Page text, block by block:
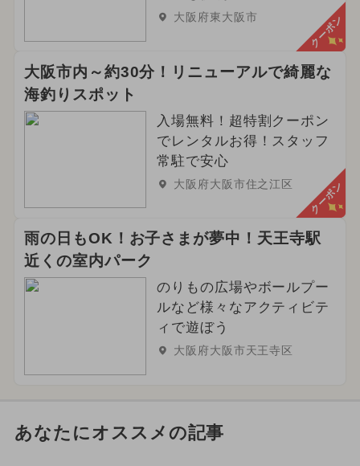
大阪府東大阪市 クーポン
大阪市内～約30分！リニューアルで綺麗な
海釣りスポット
入場無料！超特割クーポン
でレンタルお得！スタッフ
常駐で安心
大阪府大阪市住之江区 クーポン
雨の日もOK！お子さまが夢中！天王寺駅
近くの室内パーク
のりもの広場やボールプー
ルなど様々なアクティビテ
ィで遊ぼう
大阪府大阪市天王寺区
あなたにオススメの記事